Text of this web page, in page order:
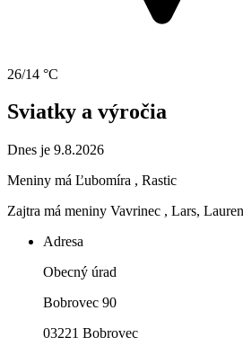
26/14 °C
Sviatky a výročia
Dnes je 9.8.2026
Meniny má Ľubomíra , Rastic
Zajtra má meniny Vavrinec , Lars,
Adresa
Obecný úrad
Bobrovec 90
03221 Bobrovec